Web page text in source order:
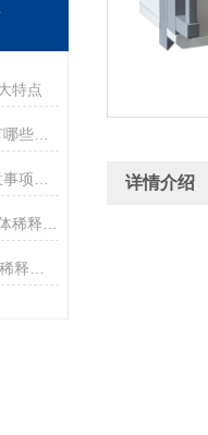
特点
标准气体配气仪的原理和特点有哪些呢？
详情介绍